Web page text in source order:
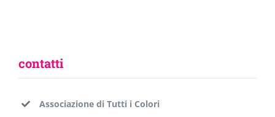
contatti
Associazione di Tutti i Colori